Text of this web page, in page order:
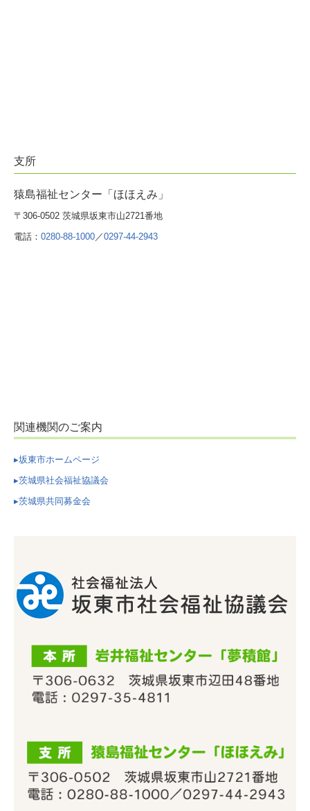
支所
猿島福祉センター「ほほえみ」
〒306-0502 茨城県坂東市山2721番地
電話： 0280-88-1000 ／0297-44-2943
関連機関のご案内
▸坂東市ホームページ
▸茨城県社会福祉協議会
▸茨城県共同募金会